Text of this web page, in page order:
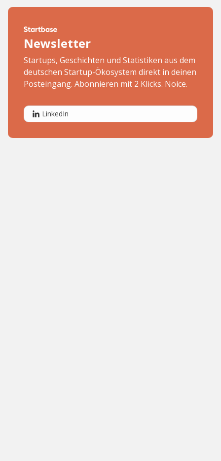
Newsletter
Startups, Geschichten und Statistiken aus dem
deutschen Startup-Ökosystem direkt in deinen
Posteingang. Abonnieren mit 2 Klicks. Noice.
LinkedIn